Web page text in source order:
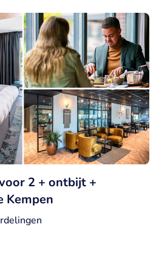
2 + ontbijt +
Kempen